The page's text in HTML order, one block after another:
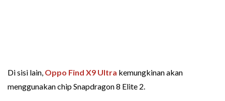
Di sisi lain, Oppo Find X9 Ultra kemungkinan akan
menggunakan chip Snapdragon 8 Elite 2.